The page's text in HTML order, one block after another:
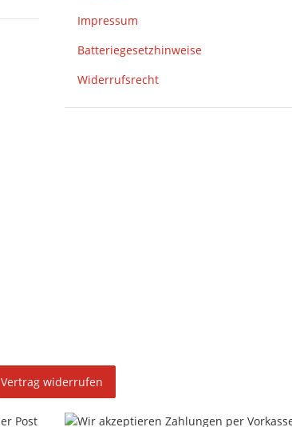
Impressum
Batteriegesetzhinweise
Widerrufsrecht
Vertrag widerrufen